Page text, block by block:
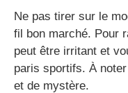
Ne pas tirer sur le
fil bon marché. Pour
peut être irritant et
paris sportifs. À
et de mystère.